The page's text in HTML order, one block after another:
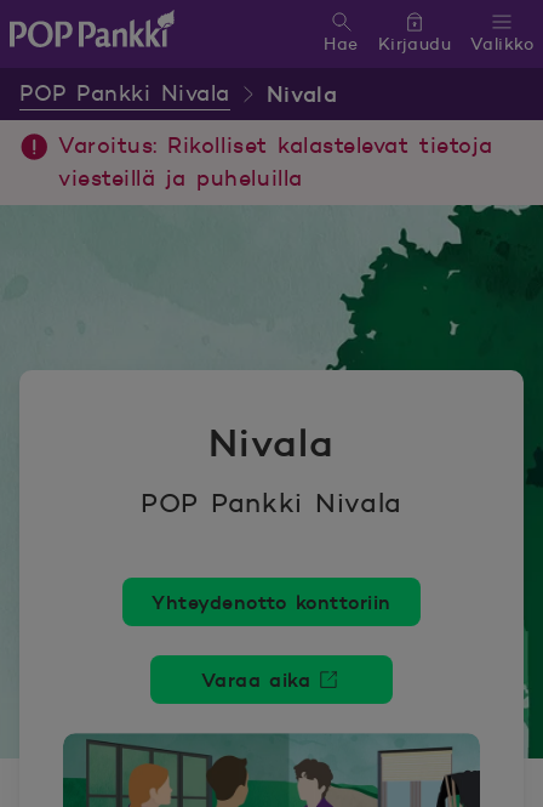
Valikko
Hae Kirjaudu
POP Pankki Nivala Nivala
Varoitus: Rikolliset kalastelevat tietoja
viesteillä ja puheluilla
Nivala
POP Pankki Nivala
Yhteydenotto konttoriin
Varaa aika
Avautuu uuteen ikkunaan.